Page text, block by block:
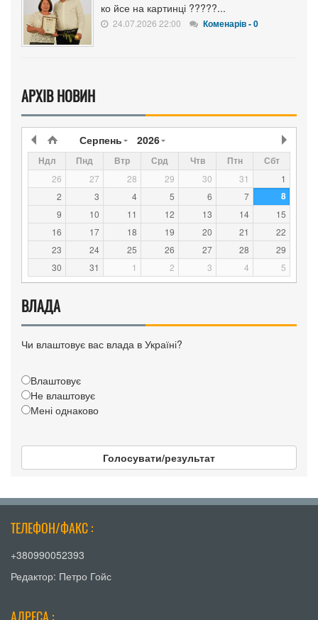
ко йсе на картинці ?????...
24.07.2026 22:00 Коменарів - 0
АРХІВ НОВИН
Серпень 2026
Ндл Пнд Втр Срд Чтв Птн Сбт
26 27 28 29 30 31
1
2
3 4 5 6 7 8
9 10 11 12 13 14
15
16
17 18 19 20 21
22
23
24 25 26 27 28
29
30
31 1 2 3 4 5
ВЛАДА
Чи влаштовує вас влада в Україні?
Влаштовує
Не влаштовує
Мені однаково
Голосувати/результат
ТЕЛЕФОН/ФАКС :
+380990052393
Редактор: Петро Гойс